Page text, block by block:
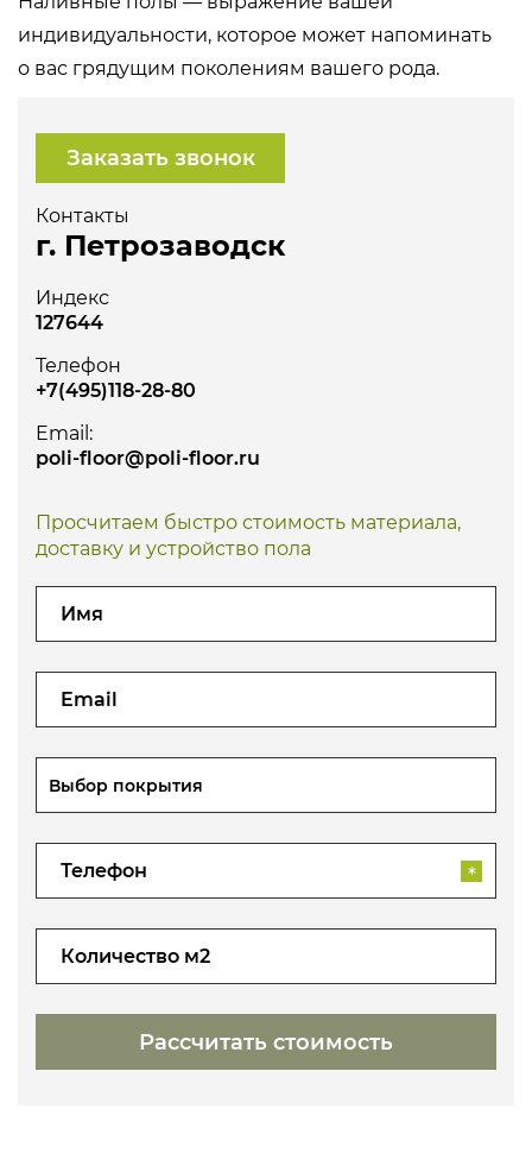
индивидуальности, которое может напоминать
о вас грядущим поколениям вашего рода.
Контакты
г. Петрозаводск
Заказать звонок
Индекс
127644
Телефон
+7(495)118-28-80
Email:
poli-floor@poli-floor.ru
Просчитаем быстро стоимость материала,
доставку и устройство пола
Выбор покрытия
*